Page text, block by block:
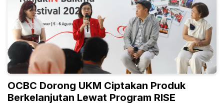
OCBC Dorong UKM Ciptakan Produk
Berkelanjutan Lewat Program RISE